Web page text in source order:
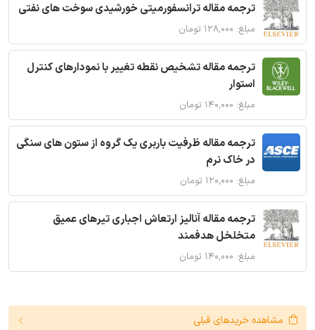
ترجمه مقاله ترانسفورمیتی خورشیدی سوخت های نفتی
مبلغ: ۱۲۸,۰۰۰ تومان
ترجمه مقاله تشخیص نقطه تغییر با نمودارهای کنترل
استوار
مبلغ: ۱۴۰,۰۰۰ تومان
ترجمه مقاله ظرفیت باربری یک گروه از ستون های سنگی
در خاک نرم
مبلغ: ۱۲۰,۰۰۰ تومان
ترجمه مقاله آنالیز ارتعاش اجباری تیرهای عمیق
متخلخل هدفمند
مبلغ: ۱۴۰,۰۰۰ تومان
مشاهده خریدهای قبلی